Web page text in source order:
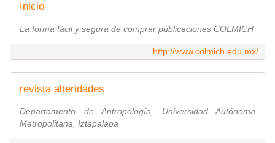
Inicio
La forma fácil y segura de comprar publicaciones COLMICH
http://www.colmich.edu.mx/
revista alteridades
Departamento de Antropología, Universidad Autónoma
Metropolitana, Iztapalapa